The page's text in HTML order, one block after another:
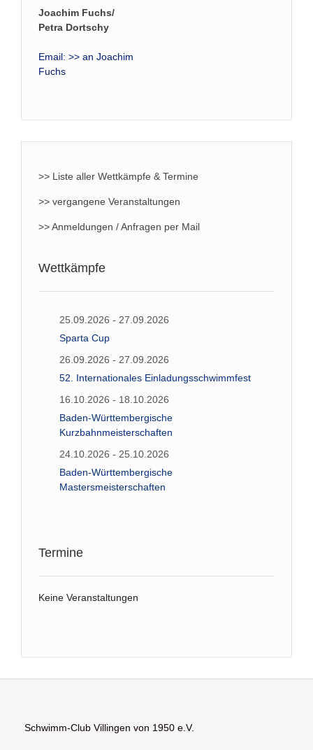
Joachim Fuchs/
Petra Dortschy
Email: >> an Joachim
Fuchs
>> Liste aller Wettkämpfe & Termine
>> vergangene Veranstaltungen
>> Anmeldungen / Anfragen per Mail
Wettkämpfe
25.09.2026 - 27.09.2026
Sparta Cup
26.09.2026 - 27.09.2026
52. Internationales Einladungsschwimmfest
16.10.2026 - 18.10.2026
Baden-Württembergische
Kurzbahnmeisterschaften
24.10.2026 - 25.10.2026
Baden-Württembergische
Mastersmeisterschaften
Termine
Keine Veranstaltungen
Schwimm-Club Villingen von 1950 e.V.